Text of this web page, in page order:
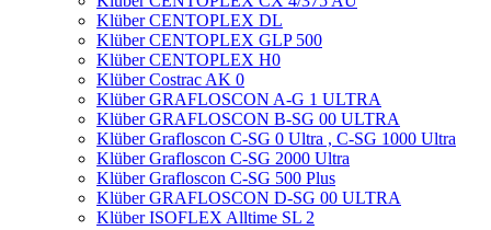
Klüber CENTOPLEX DL
Klüber CENTOPLEX GLP 500
Klüber CENTOPLEX H0
Klüber Costrac AK 0
Klüber GRAFLOSCON A-G 1 ULTRA
Klüber GRAFLOSCON B-SG 00 ULTRA
Klüber Grafloscon C-SG 0 Ultra , C-SG 1000 Ultra
Klüber Grafloscon C-SG 2000 Ultra
Klüber Grafloscon C-SG 500 Plus
Klüber GRAFLOSCON D-SG 00 ULTRA
Klüber ISOFLEX Alltime SL 2